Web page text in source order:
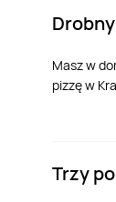
Masz w
pizzę w
Trzy